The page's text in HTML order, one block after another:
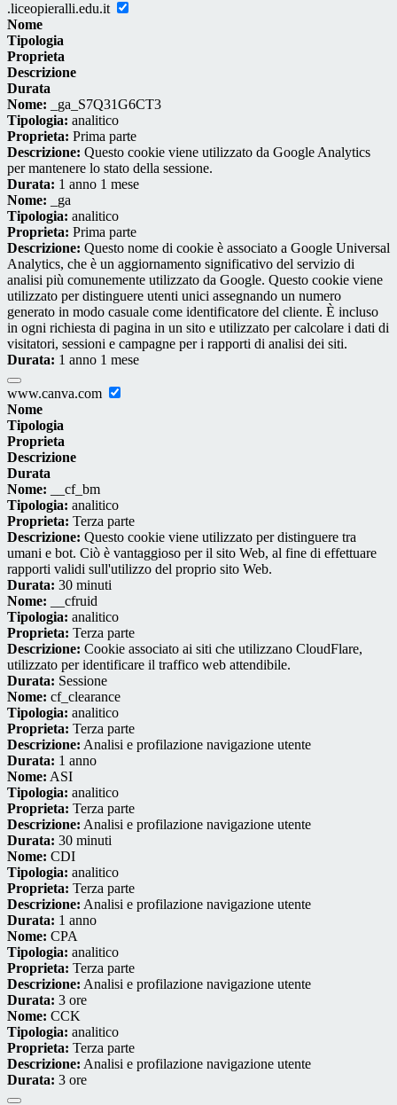
.liceopieralli.edu.it
Nome
Tipologia
Proprieta
Descrizione
Durata
Nome: _ga_S7Q31G6CT3
Tipologia: analitico
Proprieta: Prima parte
Descrizione: Questo cookie viene utilizzato da Google Analytics
per mantenere lo stato della sessione.
Durata: 1 anno 1 mese
Nome: _ga
Tipologia: analitico
Proprieta: Prima parte
Descrizione: Questo nome di cookie è associato a Google Universal
Analytics, che è un aggiornamento significativo del servizio di
analisi più comunemente utilizzato da Google. Questo cookie viene
utilizzato per distinguere utenti unici assegnando un numero
generato in modo casuale come identificatore del cliente. È incluso
in ogni richiesta di pagina in un sito e utilizzato per calcolare i dati di
visitatori, sessioni e campagne per i rapporti di analisi dei siti.
Durata: 1 anno 1 mese
www.canva.com
Nome
Tipologia
Proprieta
Descrizione
Durata
Nome: __cf_bm
Tipologia: analitico
Proprieta: Terza parte
Descrizione: Questo cookie viene utilizzato per distinguere tra
umani e bot. Ciò è vantaggioso per il sito Web, al fine di effettuare
rapporti validi sull'utilizzo del proprio sito Web.
Durata: 30 minuti
Nome: __cfruid
Tipologia: analitico
Proprieta: Terza parte
Descrizione: Cookie associato ai siti che utilizzano CloudFlare,
utilizzato per identificare il traffico web attendibile.
Durata: Sessione
Nome: cf_clearance
Tipologia: analitico
Proprieta: Terza parte
Descrizione: Analisi e profilazione navigazione utente
Durata: 1 anno
Nome: ASI
Tipologia: analitico
Proprieta: Terza parte
Descrizione: Analisi e profilazione navigazione utente
Durata: 30 minuti
Nome: CDI
Tipologia: analitico
Proprieta: Terza parte
Descrizione: Analisi e profilazione navigazione utente
Durata: 1 anno
Nome: CPA
Tipologia: analitico
Proprieta: Terza parte
Descrizione: Analisi e profilazione navigazione utente
Durata: 3 ore
Nome: CCK
Tipologia: analitico
Proprieta: Terza parte
Descrizione: Analisi e profilazione navigazione utente
Durata: 3 ore